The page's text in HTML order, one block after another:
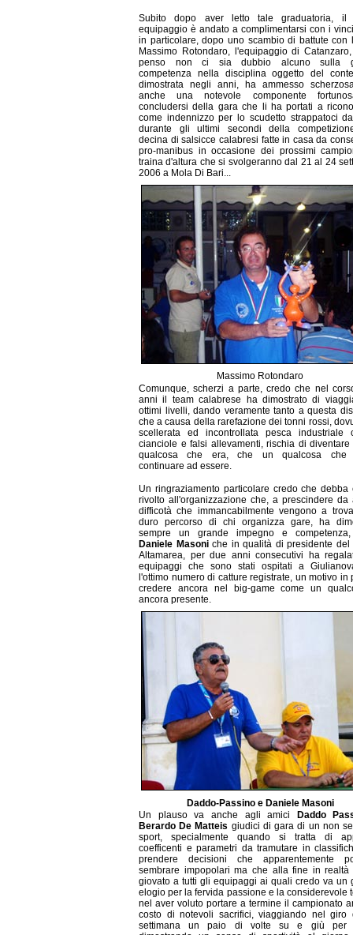
Subito dopo aver letto tale graduatoria, il
equipaggio è andato a complimentarsi con i
in particolare, dopo uno scambio di battute con
Massimo Rotondaro, l'equipaggio di
penso non ci sia dubbio alcuno sulla
competenza nella disciplina oggetto del
dimostrata negli anni, ha ammesso
anche una notevole componente
concludersi della gara che li ha portati a
come indennizzo per lo scudetto strappatoci
durante gli ultimi secondi della
decina di salsicce calabresi fatte in casa da
pro-manibus in occasione dei prossimi
traina d'altura che si svolgeranno dal 21 al 24
2006 a Mola Di Bari...
Massimo Rotondaro
Comunque, scherzi a parte, credo che nel
anni il team calabrese ha dimostrato di
ottimi livelli, dando veramente tanto a questa
che a causa della rarefazione dei tonni rossi,
scellerata ed incontrollata pesca industriale
cianciole e falsi allevamenti, rischia di
qualcosa che era, che un qualcosa che
continuare ad essere.
Un ringraziamento particolare credo che debba
rivolto all'organizzazione che, a prescindere da
difficotà che immancabilmente vengono a
duro percorso di chi organizza gare, ha
sempre un grande impegno e
Daniele Masoniche in qualità di presidente del
Altamarea, per due anni consecutivi ha
equipaggi che sono stati ospitati a
l'ottimo numero di catture registrate, un motivo in
credere ancora nel big-game come un
ancora presente.
Daddo-Passino e Daniele Masoni
Un plauso va anche agli amici
Daddo
Berardo De Matteis giudici di gara di un non
sport, specialmente quando si tratta di
coefficenti e parametri da tramutare in
prendere decisioni che apparentemente
sembrare impopolari ma che alla fine in realtà
giovato a tutti gli equipaggi ai quali credo va un
elogio per la fervida passione e la considerevole
nel aver voluto portare a termine il campionato
costo di notevoli sacrifici, viaggiando nel giro
settimana un paio di volte su e giù per